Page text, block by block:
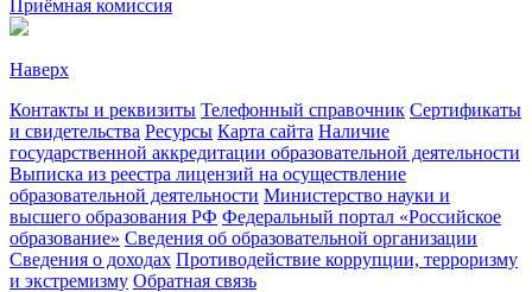
Приёмная комиссия
Наверх
Контакты и реквизиты Телефонный справочник Сертификаты
и свидетельства Ресурсы Карта сайта Наличие
государственной аккредитации образовательной деятельности
Выписка из реестра лицензий на осуществление
образовательной деятельности Министерствo науки и
высшего образования РФ Федеральный портал «Российское
образование» Сведения об образовательной организации
Сведения о доходах Противодействие коррупции, терроризму
и экстремизму Обратная связь